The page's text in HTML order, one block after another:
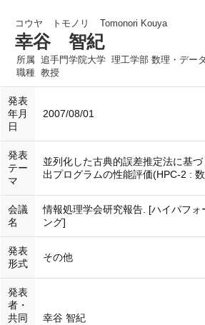
コウヤ トモノリ Tomonori Kouya
幸谷 智紀
所属 追手門学院大学 理工学部 数理・デー
職種 教授
発表
年月
日
2007/08/01
発表
テー
マ
並列化した古典的誤差推定法に基
出プログラムの性能評価(HPC-2 :
会議
名
情報処理学会研究報告. [ハイパフォ
ング]
発表
形式
その他
発表
者・
共同
幸谷 智紀